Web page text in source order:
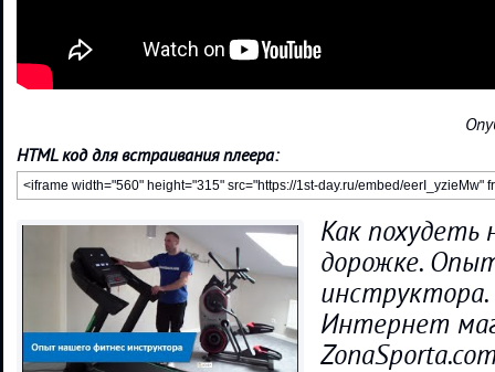
HTML код для встраивания плеера:
Как похудеть
дорожке.
инструктора.
Интернет